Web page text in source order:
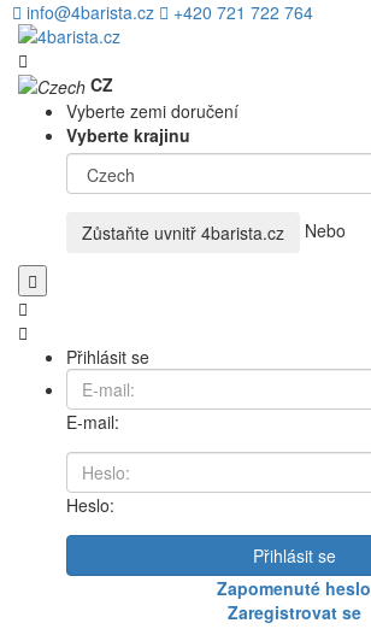
info@4barista.cz +420 721 722 764
CZ
Vyberte zemi doručení
Vyberte krajinu
Zůstaňte uvnitř 4barista.cz Nebo
Přihlásit se
E-mail:
Heslo:
Přihlásit se
Zapomenuté heslo
Zaregistrovat se